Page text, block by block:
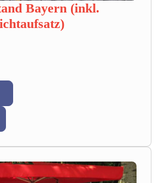
Bayern (inkl.